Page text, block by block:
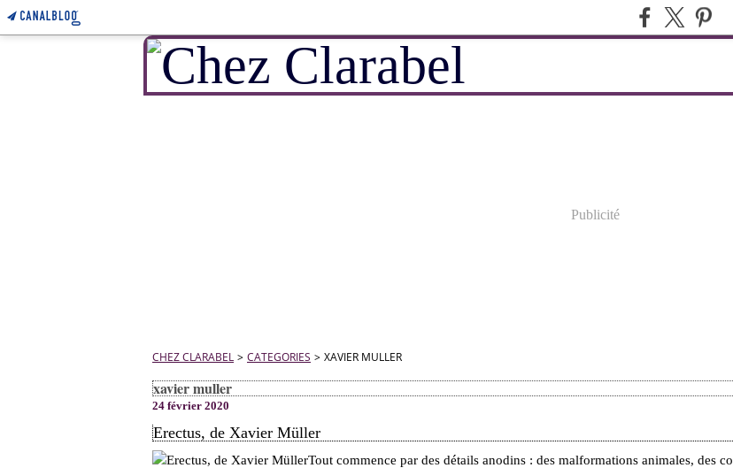
Publicité
CHEZ CLARABEL > CATEGORIES > XAVIER MULLER
xavier muller
24 février 2020
Erectus, de Xavier Müller
Tout commence par des détails anodins : des malformations animales, des co